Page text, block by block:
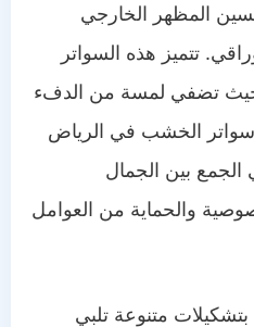
المظهر الخارجي
تتميز هذه السواتر
حيث تضفي لمسة من الدفء
سواتر الخشب في الرياض
الجمع بين الجمال
والحماية من العوامل
متنوعة تلبي